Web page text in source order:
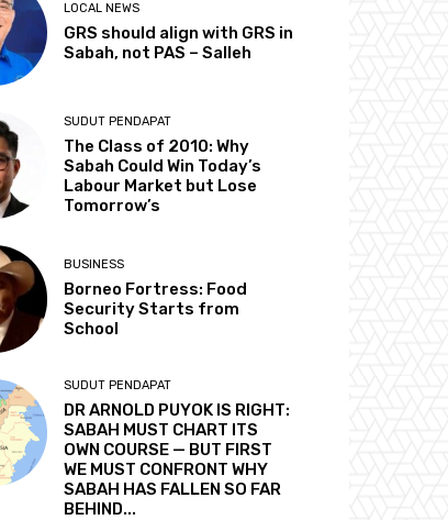
LOCAL NEWS
GRS should align with GRS in
Sabah, not PAS – Salleh
SUDUT PENDAPAT
The Class of 2010: Why
Sabah Could Win Today’s
Labour Market but Lose
Tomorrow’s
BUSINESS
Borneo Fortress: Food
Security Starts from
School
SUDUT PENDAPAT
DR ARNOLD PUYOK IS RIGHT:
SABAH MUST CHART ITS
OWN COURSE — BUT FIRST
WE MUST CONFRONT WHY
SABAH HAS FALLEN SO FAR
BEHIND...